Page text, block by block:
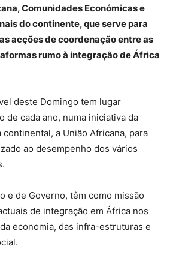
Comunidades Económicas e
do continente, que serve para
acções de coordenação entre as
rumo à integração de África
deste Domingo tem lugar
de cada ano, numa iniciativa da
a União Africana, para
ao desempenho dos vários
e de Governo, têm como missão
de integração em África nos
economia, das infra-estruturas e